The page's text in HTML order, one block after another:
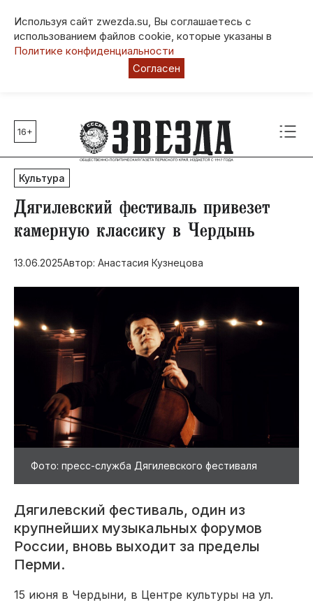
Используя сайт zwezda.su, Вы соглашаетесь с
использованием файлов cookie, которые указаны в
Политике конфиденциальности
Согласен
Главные темы
80 лет Победы
Молодежная столица РФ
СВО
Выборы в Пермском крае
Социальная поддержка
Инфраструктура
Благоустройство
16+
Культура
​Дягилевский фестиваль привезет
камерную классику в Чердынь
13.06.2025Автор: Анастасия Кузнецова
Фото: пресс-служба Дягилевского фестиваля
Дягилевский фестиваль, один из
крупнейших музыкальных форумов
России, вновь выходит за пределы
Перми.
15 июня в Чердыни, в Центре культуры на ул.